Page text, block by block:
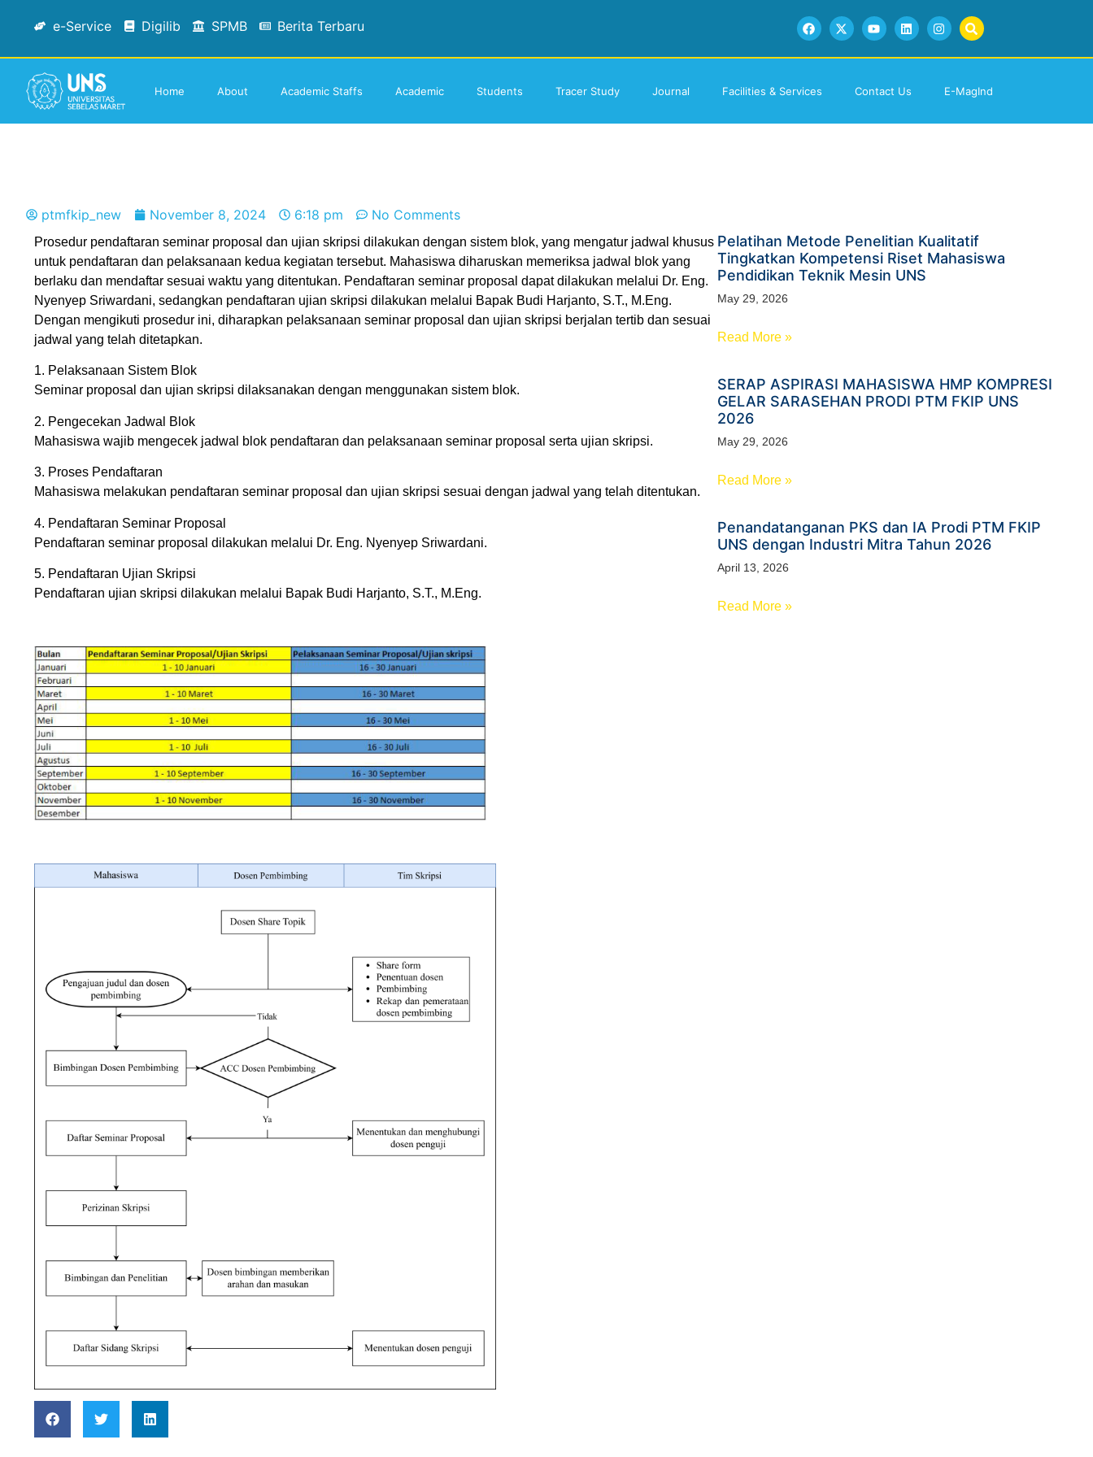
e-Service Digilib SPMB Berita Terbaru
Home About Academic Staffs Academic Students Tracer Study Journal Facilities & Services Contact Us E-MagInd
ptmfkip_new November 8, 2024 6:18 pm No Comments
Prosedur pendaftaran seminar proposal dan ujian skripsi dilakukan dengan sistem blok, yang mengatur jadwal khusus
untuk pendaftaran dan pelaksanaan kedua kegiatan tersebut. Mahasiswa diharuskan memeriksa jadwal blok yang
berlaku dan mendaftar sesuai waktu yang ditentukan. Pendaftaran seminar proposal dapat dilakukan melalui Dr. Eng.
Nyenyep Sriwardani, sedangkan pendaftaran ujian skripsi dilakukan melalui Bapak Budi Harjanto, S.T., M.Eng.
Dengan mengikuti prosedur ini, diharapkan pelaksanaan seminar proposal dan ujian skripsi berjalan tertib dan sesuai
jadwal yang telah ditetapkan.
1. Pelaksanaan Sistem Blok
Seminar proposal dan ujian skripsi dilaksanakan dengan menggunakan sistem blok.
2. Pengecekan Jadwal Blok
Mahasiswa wajib mengecek jadwal blok pendaftaran dan pelaksanaan seminar proposal serta ujian skripsi.
3. Proses Pendaftaran
Mahasiswa melakukan pendaftaran seminar proposal dan ujian skripsi sesuai dengan jadwal yang telah ditentukan.
4. Pendaftaran Seminar Proposal
Pendaftaran seminar proposal dilakukan melalui Dr. Eng. Nyenyep Sriwardani.
5. Pendaftaran Ujian Skripsi
Pendaftaran ujian skripsi dilakukan melalui Bapak Budi Harjanto, S.T., M.Eng.
Pelatihan Metode Penelitian Kualitatif
Tingkatkan Kompetensi Riset Mahasiswa
Pendidikan Teknik Mesin UNS
May 29, 2026
Read More »
SERAP ASPIRASI MAHASISWA HMP KOMPRESI
GELAR SARASEHAN PRODI PTM FKIP UNS
2026
May 29, 2026
Read More »
Penandatanganan PKS dan IA Prodi PTM FKIP
UNS dengan Industri Mitra Tahun 2026​
April 13, 2026
Read More »